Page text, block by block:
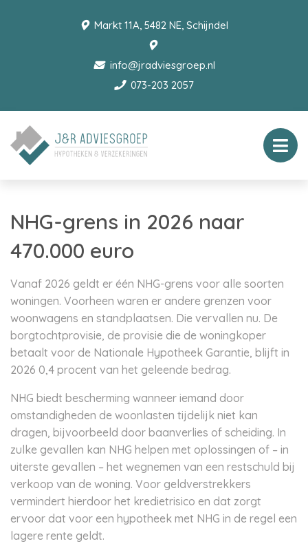
Markt 11A, 5482 NE, Schijndel
info@jradviesgroep.nl
073-203 2057
NHG-grens in 2026 naar
470.000 euro
Vanaf 2026 geldt er één NHG-grens voor alle soorten
woningen. Voorheen waren er andere grenzen voor
woonwagens en standplaatsen. Die vervallen nu. De
borgtochtprovisie, de provisie die de woningkoper
betaalt voor de Nationale Hypotheek Garantie, blijft in
2026 0,4 procent van het geleende bedrag.
NHG biedt bescherming wanneer iemand door
omstandigheden de woonlasten tijdelijk niet kan
dragen, bijvoorbeeld door baanverlies of scheiding. In
zulke gevallen kan NHG helpen met oplossingen of – in
uiterste gevallen – het wegnemen van een restschuld bij
verkoop van de woning. Voor geldverstrekkers
vermindert hierdoor het kredietrisico en dat zorgt
ervoor dat voor een hypotheek met NHG in de regel een
lagere rente geldt.